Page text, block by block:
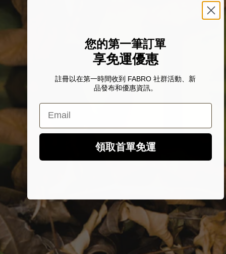
您的第一筆訂單
享免運優惠
註冊以在第一時間收到 FABRO 社群活動、新
品發布和優惠資訊。
Email
領取首單免運